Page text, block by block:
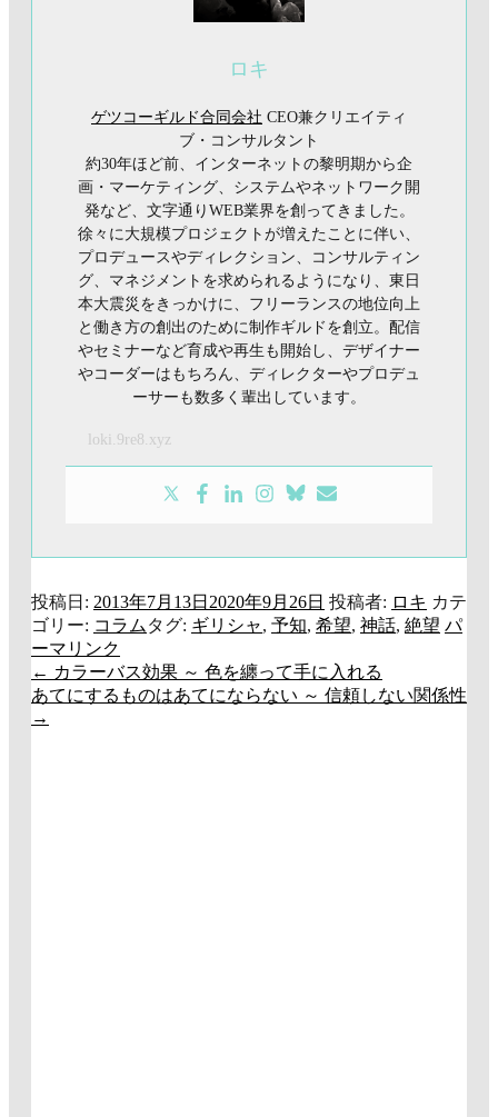
ロキ
ゲツコーギルド合同会社 CEO兼クリエイティ
ブ・コンサルタント
約30年ほど前、インターネットの黎明期から企
画・マーケティング、システムやネットワーク開
発など、文字通りWEB業界を創ってきました。
徐々に大規模プロジェクトが増えたことに伴い、
プロデュースやディレクション、コンサルティン
グ、マネジメントを求められるようになり、東日
本大震災をきっかけに、フリーランスの地位向上
と働き方の創出のために制作ギルドを創立。配信
やセミナーなど育成や再生も開始し、デザイナー
やコーダーはもちろん、ディレクターやプロデュ
ーサーも数多く輩出しています。
loki.9re8.xyz
投稿日: 2013年7月13日 2020年9月26日 投稿者: ロキ カテ
ゴリー: コラム タグ: ギリシャ, 予知, 希望, 神話, 絶望 パ
ーマリンク
投
稿
← カラーバス効果 ～ 色を纏って手に入れる
あてにするものはあてにならない ～ 信頼しない関係性
→